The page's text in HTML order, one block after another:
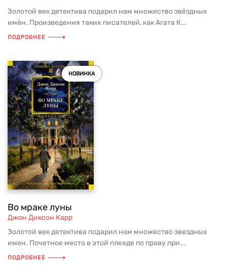
Золотой век детектива подарил нам множество звёздных
имён. Произведения таких писателей, как Агата К...
ПОДРОБНЕЕ
НОВИНКА
Во мраке луны
Джон Диксон Карр
Золотой век детектива подарил нам множество звездных
имен. Почетное место в этой плеяде по праву при...
ПОДРОБНЕЕ